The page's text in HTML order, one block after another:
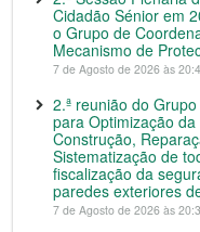
Cidadão Sénior em
o Grupo de
Mecanismo de
7 de Agosto de 2026 às
2.ª reunião do
para Optimização
Construção,
Sistematização de
fiscalização da
paredes exteriores
7 de Agosto de 2026 às